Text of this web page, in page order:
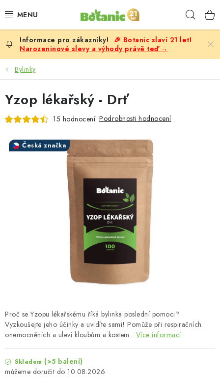
na
PREMIUM
DOPLŇKY STRAVY
CÍLE
POTRAVINY, NÁPOJE
SLEVY, AKCE
Proč Botanic?
Kontakty
🎉 Botanic slaví 21 let!
Narozeninové slevy a výhody právě teď →
Bylinky
Proč se Yzopu lékařskému říká bylinka poslední pomoci?
Vyzkoušejte jeho účinky a uvidíte sami! Pomůže při respiračních
onemocněních a uleví kloubům a kostem. Více informací
Skladem (>5 balení)
10.08.2026
Yzop lékařský - Drť
15 hodnocení Podrobnosti hodnocení
Česká značka